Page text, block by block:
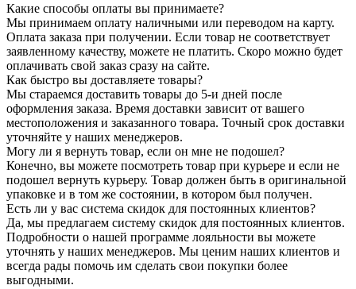
Какие способы оплаты вы принимаете?
Мы принимаем оплату наличными или переводом на карту.
Оплата заказа при получении. Если товар не соответствует
заявленному качеству, можете не платить. Скоро можно будет
оплачивать свой заказ сразу на сайте.
Как быстро вы доставляете товары?
Мы стараемся доставить товары до 5-и дней после
оформления заказа. Время доставки зависит от вашего
местоположения и заказанного товара. Точный срок доставки
уточняйте у наших менеджеров.
Могу ли я вернуть товар, если он мне не подошел?
Конечно, вы можете посмотреть товар при курьере и если не
подошел вернуть курьеру. Товар должен быть в оригинальной
упаковке и в том же состоянии, в котором был получен.
Есть ли у вас система скидок для постоянных клиентов?
Да, мы предлагаем систему скидок для постоянных клиентов.
Подробности о нашей программе лояльности вы можете
уточнять у наших менеджеров. Мы ценим наших клиентов и
всегда рады помочь им сделать свои покупки более
выгодными.